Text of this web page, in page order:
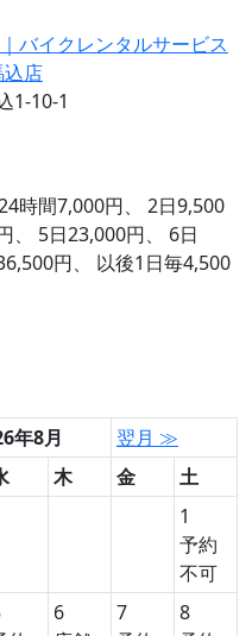
バイクレンタルサービス
込店
1-10-1
時間7,000円、 2日9,500
、 5日23,000円、 6日
円、 以後1日毎4,500
年8月
翌月 ≫
木 金
土
1
予約
不可
6
7
8